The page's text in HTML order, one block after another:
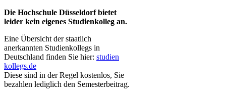
Die Hochschule Düsseldorf bietet
leider kein eigenes Studienkolleg an.
Eine Übersicht der staatlich
anerkannten Studienkollegs in
Deutschland finden Sie hier: studien​
kollegs.de
Diese sind in der Regel kostenlos, Sie
bezahlen lediglich den Semesterbeitrag.